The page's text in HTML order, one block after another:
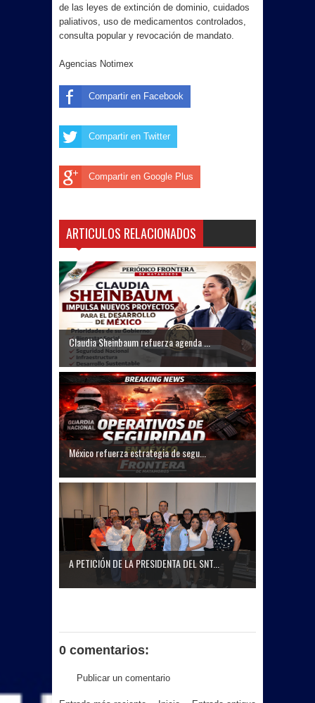
de las leyes de extinción de dominio, cuidados
paliativos, uso de medicamentos controlados,
consulta popular y revocación de mandato.
Agencias Notimex
Compartir en Facebook
Compartir en Twitter
Compartir en Google Plus
ARTICULOS RELACIONADOS
Claudia Sheinbaum refuerza agenda ...
México refuerza estrategia de segu...
A PETICIÓN DE LA PRESIDENTA DEL SNT...
0 comentarios:
Publicar un comentario